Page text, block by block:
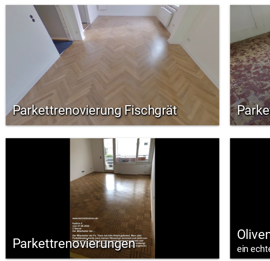
Parkettrenovierung Fischgrät
Parkettrenovierungen ein